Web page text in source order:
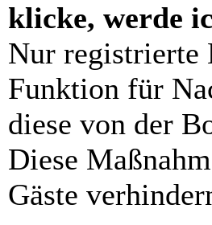
klicke, werde
Nur registrierte
Funktion für
diese von der
Diese
Gäste